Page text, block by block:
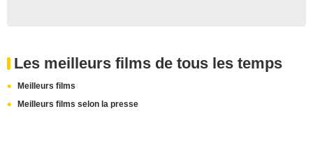
Les meilleurs films de tous les temps
Meilleurs films
Meilleurs films selon la presse